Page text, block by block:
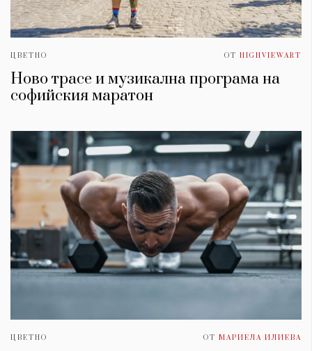
ЦВЕТНО ОТ HIGHVIEWART
Ново трасе и музикална програма на
софийския маратон
ЦВЕТНО ОТ МАРИЕЛА ИЛИЕВА